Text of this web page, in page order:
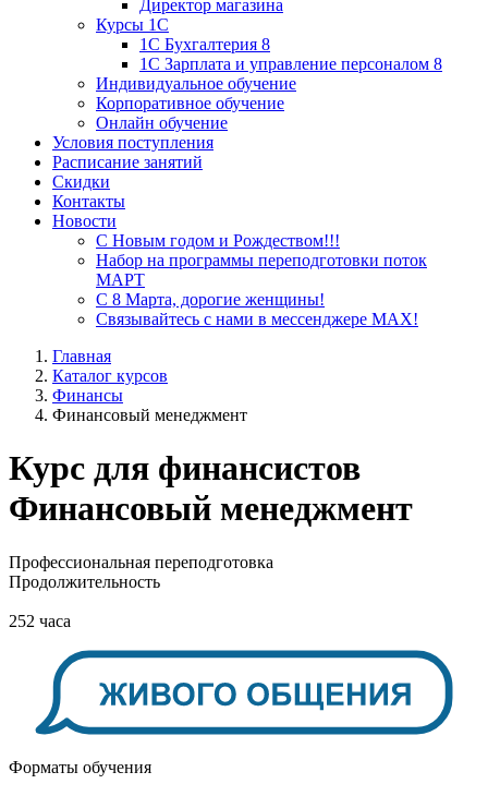
Директор магазина
Курсы 1С
1С Бухгалтерия 8
1С Зарплата и управление персоналом 8
Индивидуальное обучение
Корпоративное обучение
Онлайн обучение
Условия поступления
Расписание занятий
Скидки
Контакты
Новости
С Новым годом и Рождеством!!!
Набор на программы переподготовки поток
МАРТ
С 8 Марта, дорогие женщины!
Связывайтесь с нами в мессенджере MAX!
Главная
Каталог курсов
Финансы
Финансовый менеджмент
Курс для финансистов
Финансовый менеджмент
Профессиональная переподготовка
Продолжительность
252 часа
Форматы обучения